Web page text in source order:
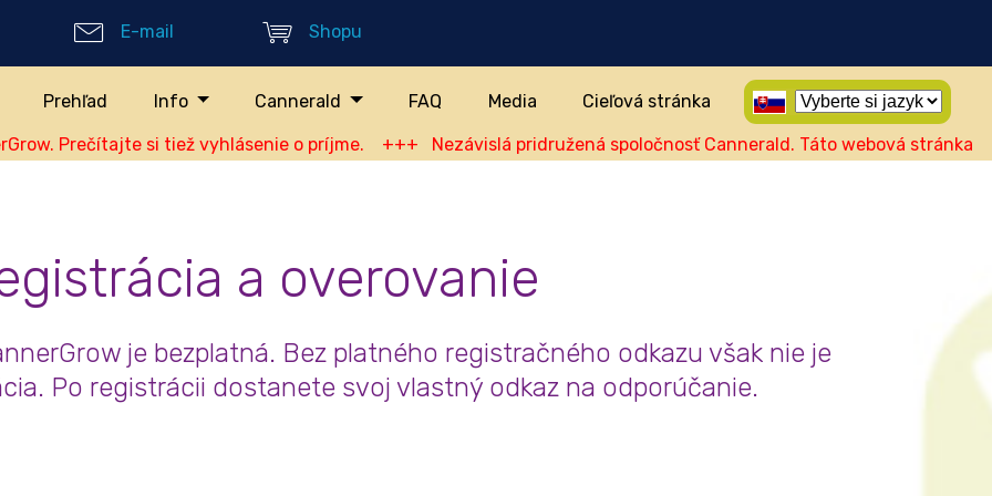
E-mail Shopu
Prehľad Info Cannerald FAQ Media Cieľová stránka
in slovensky real-time
Prečítajte si tiež vyhlásenie o príjme. +++ Nezávislá pridružená spoločnosť Cannerald. Táto webová
a overovanie
je bezplatná. Bez platného registračného odkazu však nie je
Po registrácii dostanete svoj vlastný odkaz na odporúčanie.